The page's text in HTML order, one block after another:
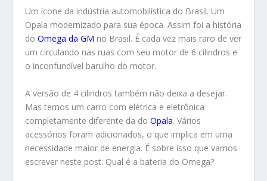
Um ícone da indústria automobilística do Brasil. Um
Opala modernizado para sua época. Assim foi a história
doOmega da GM no Brasil. É cada vez mais raro de ver
um circulando nas ruas com seu motor de 6 cilindros e
o inconfundível barulho do motor.
A versão de 4 cilindros também não deixa a desejar.
Mas temos um carro com elétrica e eletrônica
completamente diferente da doOpala. Vários
acessórios foram adicionados, o que implica em uma
necessidade maior de energia. É sobre isso que vamos
escrever neste post: Qual é a bateria do Omega?